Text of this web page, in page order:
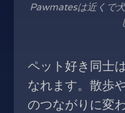
Pawmatesは近くで
ペット好き同士
なれます。散歩
のつながりに変